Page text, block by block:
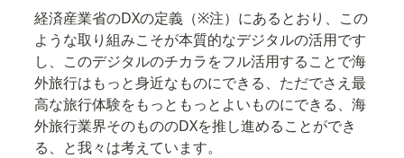
経済産業省のDXの定義（※注）にあるとおり、この
ような取り組みこそが本質的なデジタルの活用です
し、このデジタルのチカラをフル活用することで海
外旅行はもっと身近なものにできる、ただでさえ最
高な旅行体験をもっともっとよいものにできる、海
外旅行業界そのもののDXを推し進めることができ
る、と我々は考えています。